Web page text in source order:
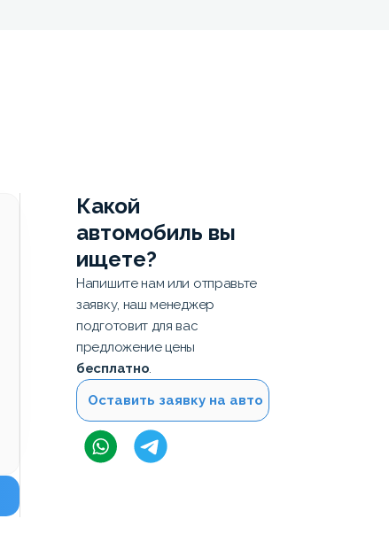
Какой
автомобиль вы
ищете?
Напишите нам или отправьте
заявку, наш менеджер
подготовит для вас
предложение цены
бесплатно.
Оставить заявку на авто